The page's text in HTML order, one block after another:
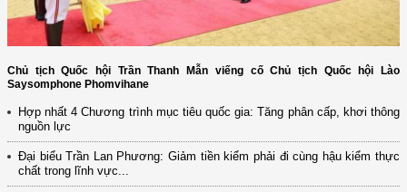
Chủ tịch Quốc hội Trần Thanh Mẫn viếng cố Chủ tịch Quốc hội Lào
Saysomphone Phomvihane
Hợp nhất 4 Chương trình mục tiêu quốc gia: Tăng phân cấp, khơi thông
nguồn lực
Đại biểu Trần Lan Phương: Giảm tiền kiểm phải đi cùng hậu kiểm thực
chất trong lĩnh vực...